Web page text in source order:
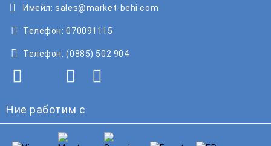
Имейл: sales@market-behi.com
Телефон: 070091115
Телефон: (0885) 502 904
Ние работим с